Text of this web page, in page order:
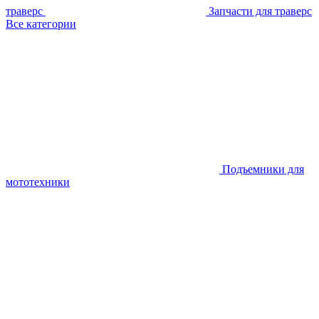
траверс
Запчасти для траверс
Все категории
Подъемники для
мототехники